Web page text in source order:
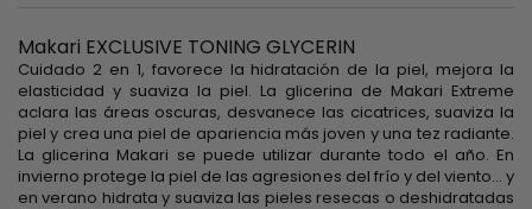
Makari EXCLUSIVE TONING GLYCERIN
Cuidado 2 en 1, favorece la hidratación de la piel, mejora la
elasticidad y suaviza la piel. La glicerina de Makari Extreme
aclara las áreas oscuras, desvanece las cicatrices, suaviza la
piel y crea una piel de apariencia más joven y una tez radiante.
La glicerina Makari se puede utilizar durante todo el año. En
invierno protege la piel de las agresiones del frío y del viento... y
en verano hidrata y suaviza las pieles resecas o deshidratadas